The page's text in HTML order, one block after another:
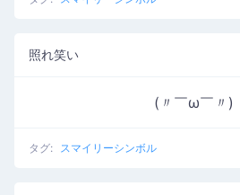
照れ笑い
(〃￣ω￣〃)ゞ
タグ: スマイリーシンボル